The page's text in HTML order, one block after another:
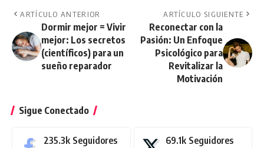
ARTÍCULO ANTERIOR
Dormir mejor = Vivir
mejor: Los secretos
(científicos) para un
sueño reparador
ARTÍCULO SIGUIENTE
Reconectar con la
Pasión: Un Enfoque
Psicológico para
Revitalizar la
Motivación
Sigue Conectado
235.3k Seguidores 69.1k Seguidores